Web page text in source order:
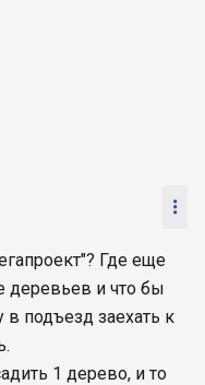

Где еще
и что бы
подъезд заехать к
1 дерево, и то